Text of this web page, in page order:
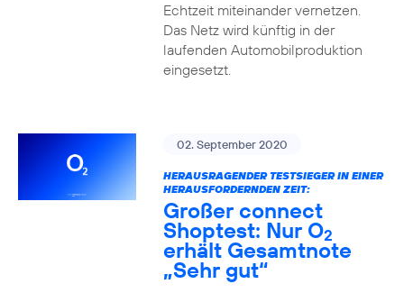
Echtzeit miteinander vernetzen.
Das Netz wird künftig in der
laufenden Automobilproduktion
eingesetzt.
02. September 2020
HERAUSRAGENDER TESTSIEGER IN EINER
HERAUSFORDERNDEN ZEIT:
Großer connect
Shoptest: Nur O2
erhält Gesamtnote
„Sehr gut“